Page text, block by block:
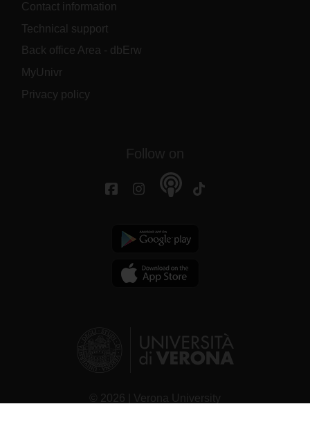
Contact information
Technical support
Back office Area - dbErw
MyUnivr
Privacy policy
Follow on
© 2026 | Verona University